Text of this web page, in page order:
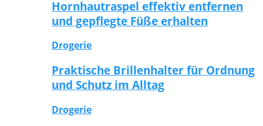
Hornhautraspel effektiv entfernen
und gepflegte Füße erhalten
Drogerie
Praktische Brillenhalter für Ordnung
und Schutz im Alltag
Drogerie